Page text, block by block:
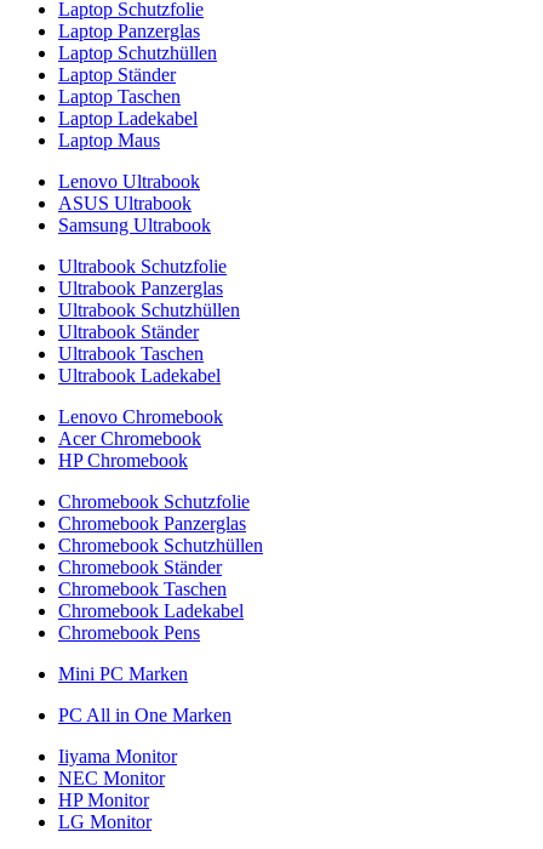
Laptop Schutzfolie
Laptop Panzerglas
Laptop Schutzhüllen
Laptop Ständer
Laptop Taschen
Laptop Ladekabel
Laptop Maus
Lenovo Ultrabook
ASUS Ultrabook
Samsung Ultrabook
Ultrabook Schutzfolie
Ultrabook Panzerglas
Ultrabook Schutzhüllen
Ultrabook Ständer
Ultrabook Taschen
Ultrabook Ladekabel
Lenovo Chromebook
Acer Chromebook
HP Chromebook
Chromebook Schutzfolie
Chromebook Panzerglas
Chromebook Schutzhüllen
Chromebook Ständer
Chromebook Taschen
Chromebook Ladekabel
Chromebook Pens
Mini PC Marken
PC All in One Marken
Iiyama Monitor
NEC Monitor
HP Monitor
LG Monitor